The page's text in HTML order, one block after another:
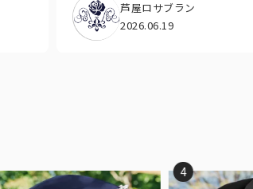
芦屋ロサブラン
2026.06.19